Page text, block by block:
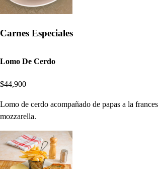
Carnes Especiales
Lomo De Cerdo
$44,900
Lomo de cerdo acompañado de papas a la
mozzarella.